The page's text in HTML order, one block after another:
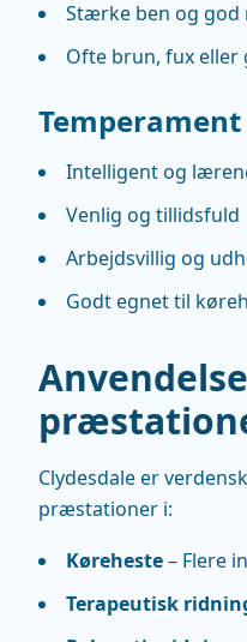
Stærke ben og god
Ofte brun, fux eller
Intelligent og
Venlig og tillidsfuld
Arbejdsvillig og
Godt egnet til
Clydesdale er
præstationer i:
Køreheste– Flere
Terapeutisk